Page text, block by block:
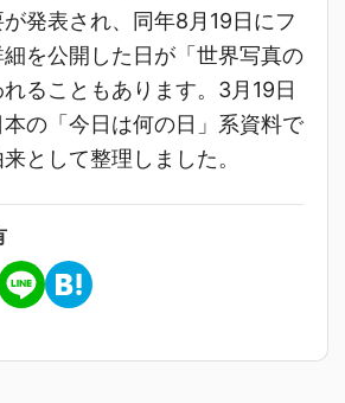
発表され、同年8月19日にフ
を公開した日が「世界写真の
ることもあります。3月19日
の「今日は何の日」系資料で
として整理しました。